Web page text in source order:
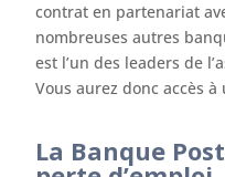
contrat en partenariat
nombreuses autres
est l’un des leaders de
Vous aurez donc accès à
La Banque